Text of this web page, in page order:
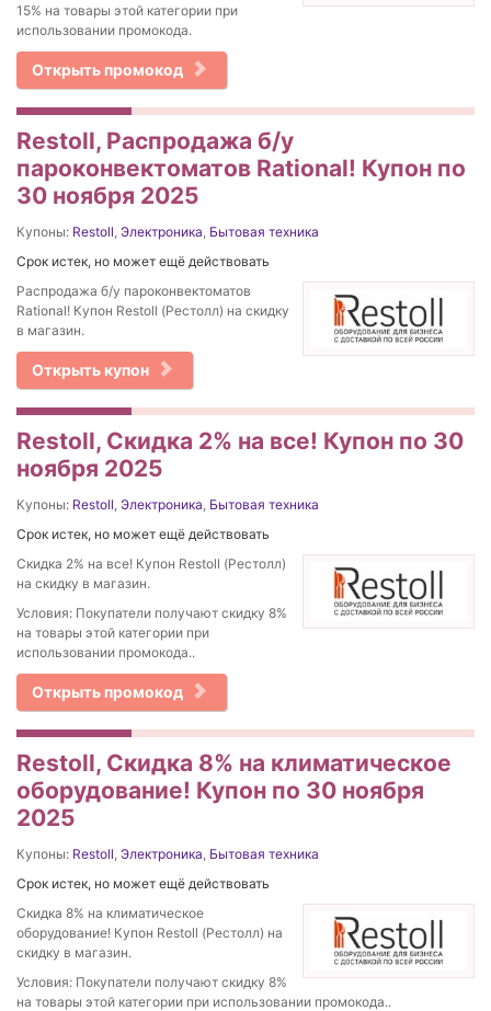
15% на товары этой категории при
использовании промокода.
Открыть промокод
Restoll, Распродажа б/у
пароконвектоматов Rational! Купон по
30 ноября 2025
Купоны: Restoll, Электроника, Бытовая техника
Срок истек, но может ещё действовать
Распродажа б/у пароконвектоматов
Rational! Купон Restoll (Рестолл) на скидку
в магазин.
Открыть купон
Restoll, Скидка 2% на все! Купон по 30
ноября 2025
Купоны: Restoll, Электроника, Бытовая техника
Срок истек, но может ещё действовать
Скидка 2% на все! Купон Restoll (Рестолл)
на скидку в магазин.
Условия: Покупатели получают скидку 8%
на товары этой категории при
использовании промокода..
Открыть промокод
Restoll, Скидка 8% на климатическое
оборудование! Купон по 30 ноября
2025
Купоны: Restoll, Электроника, Бытовая техника
Срок истек, но может ещё действовать
Скидка 8% на климатическое
оборудование! Купон Restoll (Рестолл) на
скидку в магазин.
Условия: Покупатели получают скидку 8%
на товары этой категории при использовании промокода..